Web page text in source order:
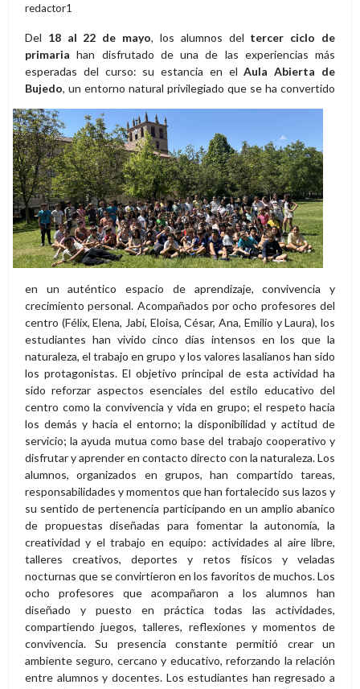
redactor1
Del 18 al 22 de mayo, los alumnos del tercer ciclo de
primaria han disfrutado de una de las experiencias más
esperadas del curso: su estancia en elAula Abierta de
Bujedo, un entorno natural privilegiado que se ha convertido
en un auténtico espacio de aprendizaje, convivencia y
crecimiento personal. Acompañados por ocho profesores del
centro (Félix, Elena, Jabi, Eloisa, César, Ana, Emilio y Laura), los
estudiantes han vivido cinco días intensos en los que la
naturaleza, el trabajo en grupo y los valores lasalianos han sido
los protagonistas. El objetivo principal de esta actividad ha
sido reforzar aspectos esenciales del estilo educativo del
centro como la convivencia y vida en grupo; el respeto hacia
los demás y hacia el entorno; la disponibilidad y actitud de
servicio; la ayuda mutua como base del trabajo cooperativo y
disfrutar y aprender en contacto directo con la naturaleza. Los
alumnos, organizados en grupos, han compartido tareas,
responsabilidades y momentos que han fortalecido sus lazos y
su sentido de pertenencia participando en un amplio abanico
de propuestas diseñadas para fomentar la autonomía, la
creatividad y el trabajo en equipo: actividades al aire libre,
talleres creativos, deportes y retos físicos y veladas
nocturnas que se convirtieron en los favoritos de muchos. Los
ocho profesores que acompañaron a los alumnos han
diseñado y puesto en práctica todas las actividades,
compartiendo juegos, talleres, reflexiones y momentos de
convivencia. Su presencia constante permitió crear un
ambiente seguro, cercano y educativo, reforzando la relación
entre alumnos y docentes. Los estudiantes han regresado a